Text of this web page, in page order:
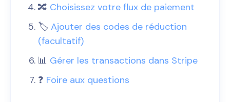
🔀 Choisissez votre flux de paiement
🏷️ Ajouter des codes de réduction
(facultatif)
📊 Gérer les transactions dans Stripe
❓ Foire aux questions